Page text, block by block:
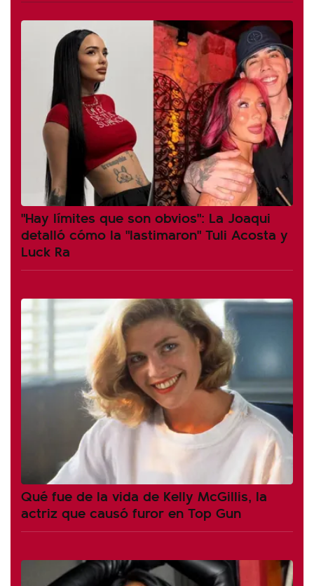
"Hay límites que son obvios": La Joaqui
detalló cómo la "lastimaron" Tuli Acosta y
Luck Ra
Qué fue de la vida de Kelly McGillis, la
actriz que causó furor en Top Gun